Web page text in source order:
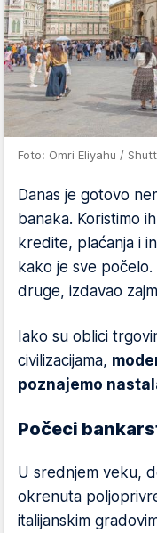
Foto: Omri Eliyahu /
Danas je gotovo
banaka. Koristimo
kredite, plaćanja i
kako je sve
druge, izdavao
Iako su oblici
civilizacijama,
poznajemo
Počeci
U srednjem veku,
okrenuta
italijanskim